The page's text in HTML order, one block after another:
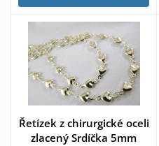
Řetízek z chirurgické oceli
zlacený Srdíčka 5mm